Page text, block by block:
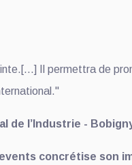
Il permettra de
de l’Industrie -
concrétise son